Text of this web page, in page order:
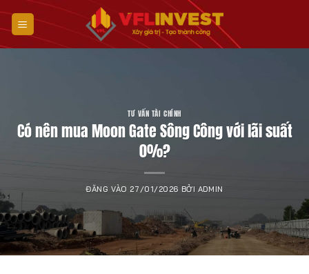
qua
nội
TƯ VẤN TÀI CHÍNH
Có nên mua Moon Gate Sông Công với lãi suất
0%?
ĐĂNG VÀO 27/01/2026 BỞI ADMIN